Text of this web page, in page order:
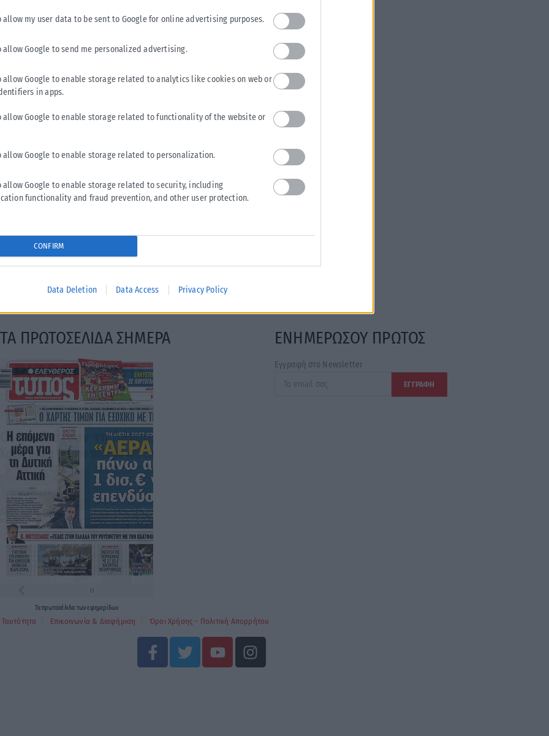
allow my user data to be sent to Google for online advertising purposes.
allow Google to send me personalized advertising.
allow Google to enable storage related to analytics like cookies on web or
in apps.
allow Google to enable storage related to functionality of the website or
allow Google to enable storage related to personalization.
allow Google to enable storage related to security, including
functionality and fraud prevention, and other user protection.
CONFIRM
Data Deletion Data Access Privacy Policy
ΟΙΚΟΝΟΜΊΑ
θέσεις εργασίας υψηλής εξειδίκευσης τα τελευταία
Για 20.000 νέες θέσεις εργασίας υψηλής εξειδίκευσης και
επικαλούμενος στοιχεία για την...
ΑΝΑΡΤΉΘΗΚΕ ΑΠΌ KARFITSANEWS 07/08/2026
ΤΑ ΠΡΩΤΟΣΕΛΙΔΑ ΣΗΜΕΡΑ
Ταπρωτοσέλιδα τωνεφημερίδων
ΕΝΗΜΕΡΩΣΟΥ ΠΡΩΤΟΣ
Εγγραφή στο Newsletter
Ταυτότητα Επικοινωνία & Διαφήμιση Όροι Χρήσης – Πολιτική Απορρήτου